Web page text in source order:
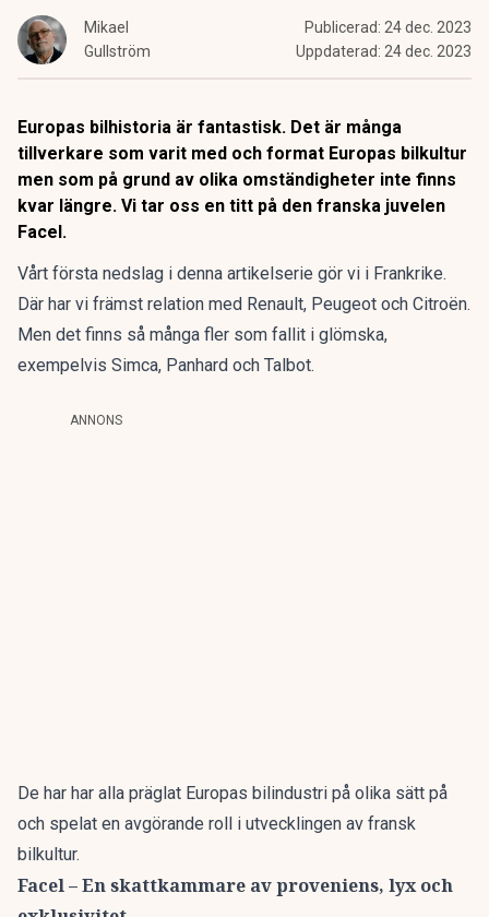
Mikael
Gullström
Publicerad: 24 dec. 2023
Uppdaterad: 24 dec. 2023
Europas bilhistoria är fantastisk. Det är många
tillverkare som varit med och format Europas bilkultur
men som på grund av olika omständigheter inte finns
kvar längre. Vi tar oss en titt på den franska juvelen
Facel.
Vårt första nedslag i denna artikelserie gör vi i Frankrike.
Där har vi främst relation med Renault, Peugeot och Citroën.
Men det finns så många fler som fallit i glömska,
exempelvis Simca, Panhard och Talbot.
ANNONS
De har har alla präglat Europas bilindustri på olika sätt på
och spelat en avgörande roll i utvecklingen av fransk
bilkultur.
Facel – En skattkammare av proveniens, lyx och